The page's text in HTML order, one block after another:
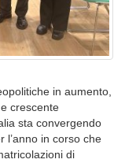
in aumento,
crescente
sta convergendo
l’anno in corso che
di